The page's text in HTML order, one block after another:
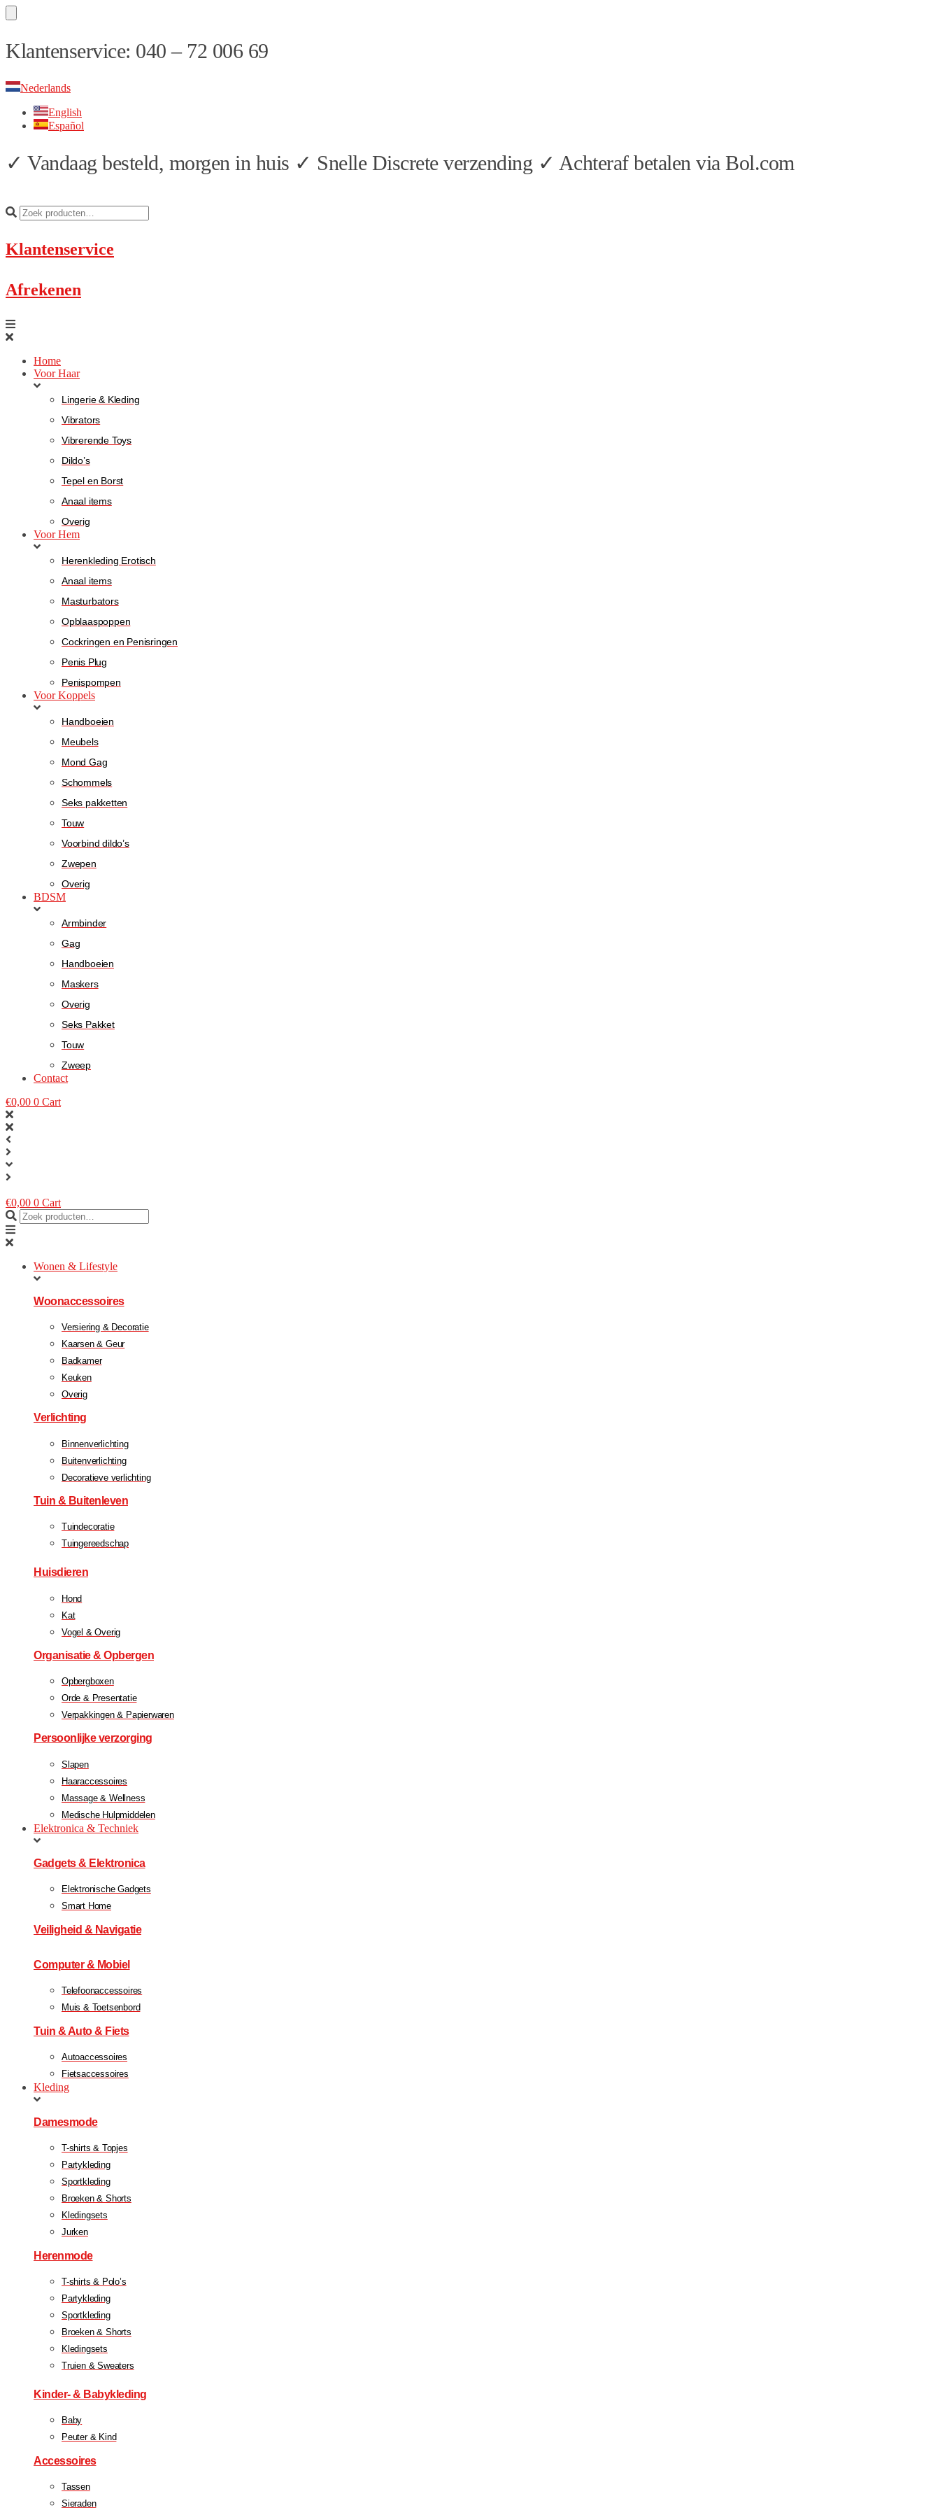
Skip
to
Skip
to
Klantenservice: 040 – 72 006 69
Nederlands
English
Español
✓ Vandaag besteld, morgen in huis ✓ Snelle Discrete verzending ✓ Achteraf betalen via Bol.com
Klantenservice
Afrekenen
Home
Voor Haar
Lingerie & Kleding
Vibrators
Vibrerende Toys
Dildo’s
Tepel en Borst
Anaal items
Overig
Voor Hem
Herenkleding Erotisch
Anaal items
Masturbators
Opblaaspoppen
Cockringen en Penisringen
Penis Plug
Penispompen
Voor Koppels
Handboeien
Meubels
Mond Gag
Schommels
Seks pakketten
Touw
Voorbind dildo’s
Zwepen
Overig
BDSM
Armbinder
Gag
Handboeien
Maskers
Overig
Seks Pakket
Touw
Zweep
Contact
€0,00 0 Cart
€0,00 0 Cart
Wonen & Lifestyle
Woonaccessoires
Versiering & Decoratie
Kaarsen & Geur
Badkamer
Keuken
Overig
Verlichting
Binnenverlichting
Buitenverlichting
Decoratieve verlichting
Tuin & Buitenleven
Tuindecoratie
Tuingereedschap
Huisdieren
Hond
Kat
Vogel & Overig
Organisatie & Opbergen
Opbergboxen
Orde & Presentatie
Verpakkingen & Papierwaren
Persoonlijke verzorging
Slapen
Haaraccessoires
Massage & Wellness
Medische Hulpmiddelen
Elektronica & Techniek
Gadgets & Elektronica
Elektronische Gadgets
Smart Home
Veiligheid & Navigatie
Computer & Mobiel
Telefoonaccessoires
Muis & Toetsenbord
Tuin & Auto & Fiets
Autoaccessoires
Fietsaccessoires
Kleding
Damesmode
T-shirts & Topjes
Partykleding
Sportkleding
Broeken & Shorts
Kledingsets
Jurken
Herenmode
T-shirts & Polo’s
Partykleding
Sportkleding
Broeken & Shorts
Kledingsets
Truien & Sweaters
Kinder- & Babykleding
Baby
Peuter & Kind
Accessoires
Tassen
Sieraden